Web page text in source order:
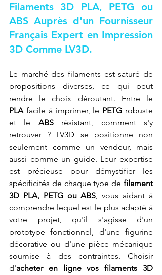
Filaments 3D PLA, PETG ou
ABS Auprès d'un Fournisseur
Français Expert en Impression
3D Comme LV3D.
Le marché des filaments est saturé de
propositions diverses, ce qui peut
PLA facile à imprimer, le PETG robuste
et le ABS résistant, comment s'y
retrouver ? LV3D se positionne non
seulement comme un vendeur, mais
aussi comme un guide. Leur expertise
est précieuse pour démystifier les
spécificités de chaque type de filament
3D PLA, PETG ou ABS, vous aidant à
comprendre lequel est le plus adapté à
votre projet, qu'il s'agisse d'un
prototype fonctionnel, d'une figurine
décorative ou d'une pièce mécanique
soumise à des contraintes. Choisir
d'acheter en ligne vos filaments 3D